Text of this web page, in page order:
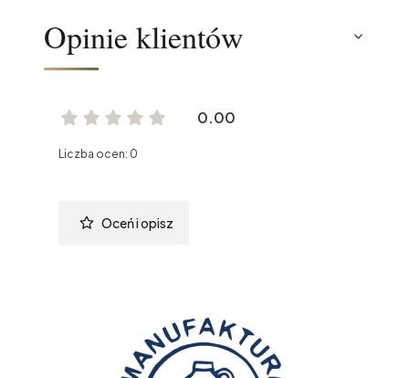
Opinie klientów
0.00
Liczba ocen: 0
Oceń i opisz